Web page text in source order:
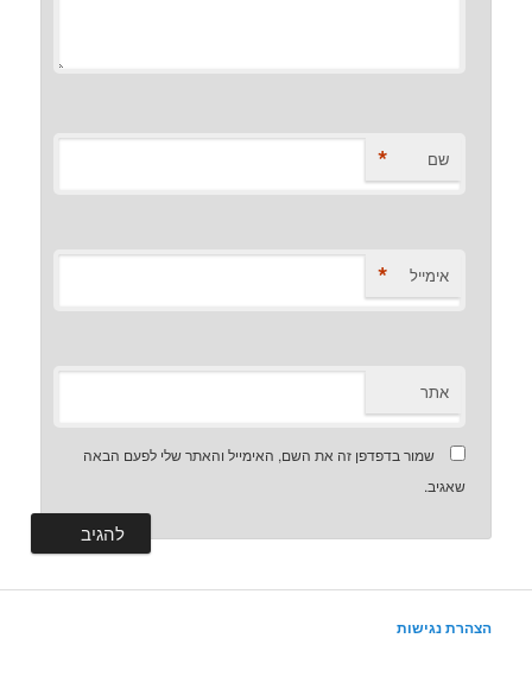
שם *
אימייל *
אתר
שמור בדפדפן זה את השם, האימייל והאתר שלי לפעם הבאה
שאגיב.
הצהרת נגישות